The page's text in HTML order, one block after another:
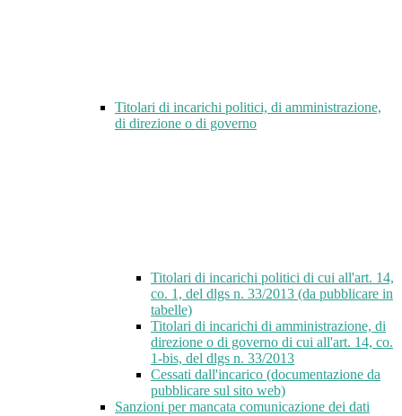
Titolari di incarichi politici, di amministrazione,
di direzione o di governo
Titolari di incarichi politici di cui all'art. 14,
co. 1, del dlgs n. 33/2013 (da pubblicare in
tabelle)
Titolari di incarichi di amministrazione, di
direzione o di governo di cui all'art. 14, co.
1-bis, del dlgs n. 33/2013
Cessati dall'incarico (documentazione da
pubblicare sul sito web)
Sanzioni per mancata comunicazione dei dati